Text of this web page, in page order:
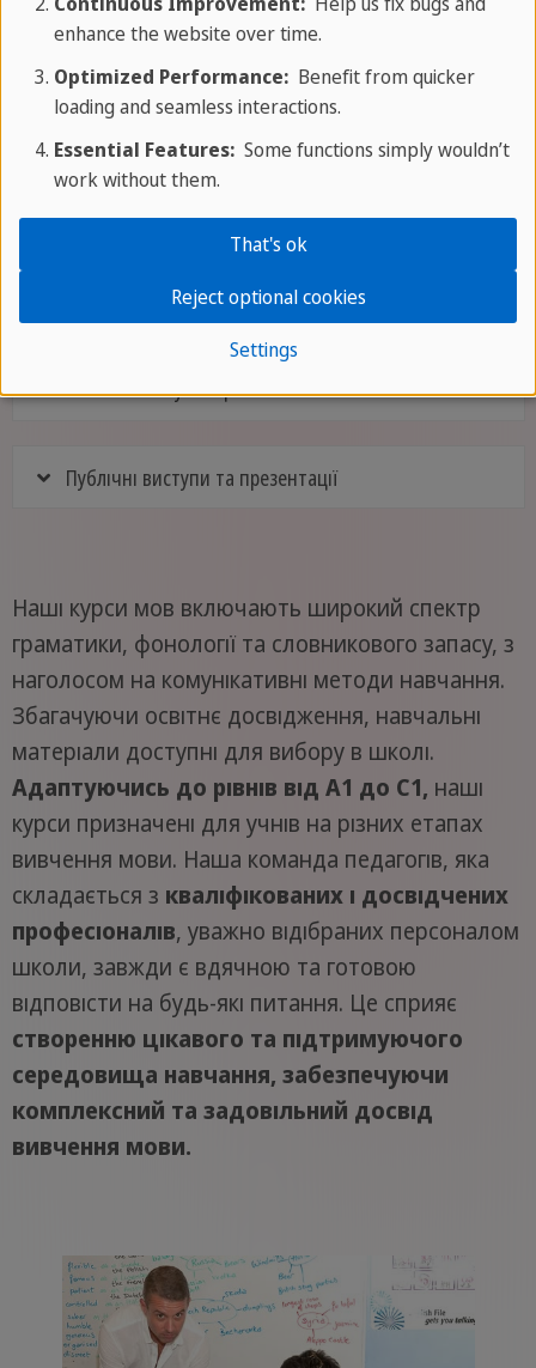
Семінари
Бізнес англійська
Резюме на роботу та співбесіди
Навички комунікації
Публічні виступи та презентації
Наші курси мов включають широкий спектр
граматики, фонології та словникового запасу, з
наголосом на комунікативні методи навчання.
Збагачуючи освітнє досвідження, навчальні
матеріали доступні для вибору в школі.
Адаптуючись до рівнів від A1 до C1, наші
курси призначені для учнів на різних етапах
вивчення мови. Наша команда педагогів, яка
складається з кваліфікованих і досвідчених
професіоналів, уважно відібраних персоналом
школи, завжди є вдячною та готовою
відповісти на будь-які питання. Це сприяє
створенню цікавого та підтримуючого
середовища навчання, забезпечуючи
комплексний та задовільний досвід
вивчення мови.
enhance the website over time.
Optimized Performance:Benefit from quicker
loading and seamless interactions.
Essential Features:Some functions simply wouldn’t
work without them.
Settings
Reject optional cookies
That's ok